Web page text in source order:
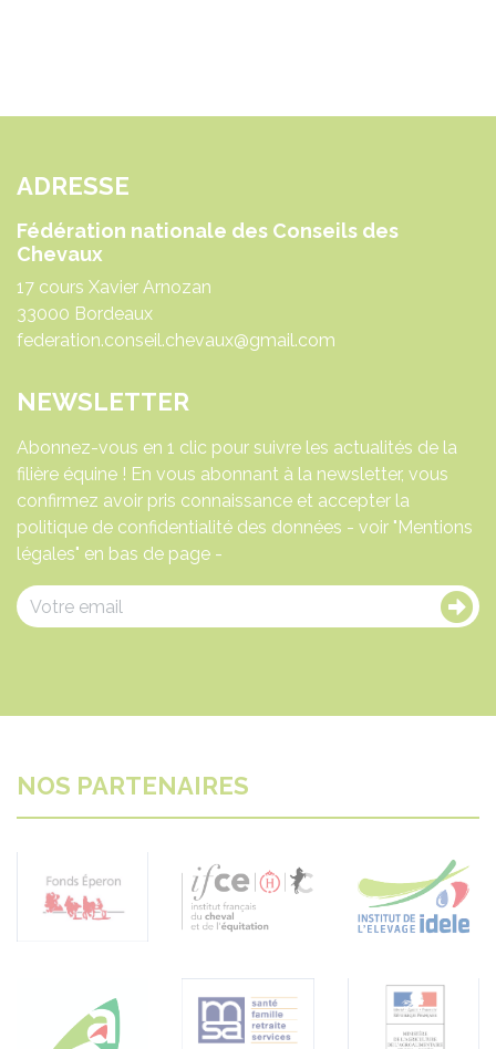
ADRESSE
Fédération nationale des Conseils des
Chevaux
17 cours Xavier Arnozan
33000 Bordeaux
federation.conseil.chevaux@gmail.com
NEWSLETTER
Abonnez-vous en 1 clic pour suivre les actualités de la
filière équine ! En vous abonnant à la newsletter, vous
confirmez avoir pris connaissance et accepter la
politique de confidentialité des données - voir "Mentions
légales" en bas de page -
NOS PARTENAIRES